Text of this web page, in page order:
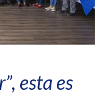
esta es